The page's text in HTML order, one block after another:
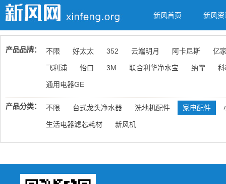
新风首页 新风资
产品品牌： 不限 好太太 352 云端明月 阿卡尼斯 亿
飞利浦 怡口 3M 联合利华净水宝 纳霏
通用电器GE
产品分类： 不限 台式龙头净水器 洗地机配件 家电配件
生活电器滤芯耗材 新风机